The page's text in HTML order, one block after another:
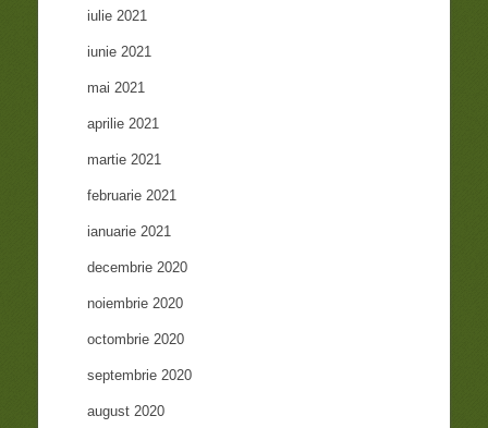
iulie 2021
iunie 2021
mai 2021
aprilie 2021
martie 2021
februarie 2021
ianuarie 2021
decembrie 2020
noiembrie 2020
octombrie 2020
septembrie 2020
august 2020